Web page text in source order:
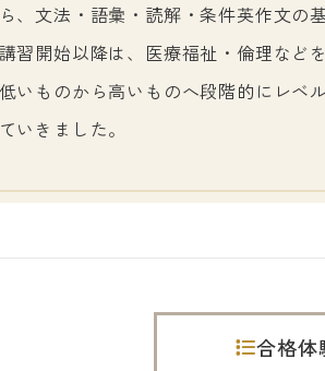
、文法・語彙・読解・条件英作文の
習開始以降は、医療福祉・倫理など
いものから高いものへ段階的にレベ
いきました。
合格体